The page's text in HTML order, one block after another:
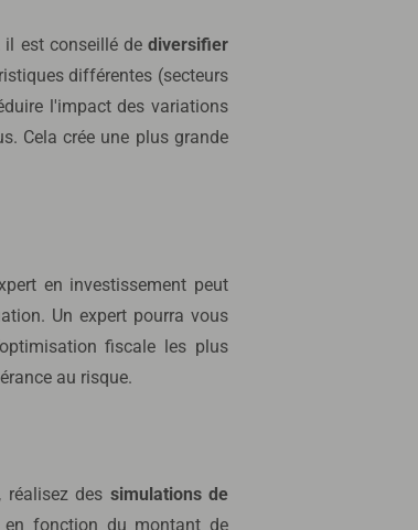
il est conseillé de diversifier
différentes (secteurs
l'impact des variations
Cela crée une plus grande
en investissement peut
Un expert pourra vous
fiscale les plus
au risque.
réalisez des simulations de
en fonction du montant de